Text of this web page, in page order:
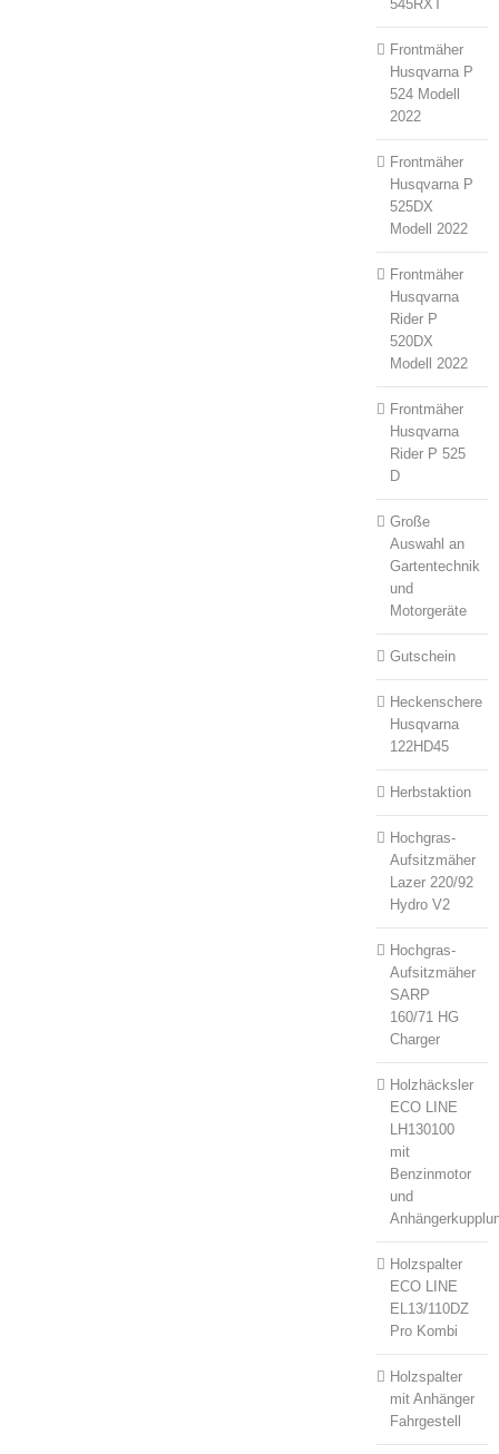
545RXT
Frontmäher
Husqvarna P
524 Modell
2022
Frontmäher
Husqvarna P
525DX
Modell 2022
Frontmäher
Husqvarna
Rider P
520DX
Modell 2022
Frontmäher
Husqvarna
Rider P 525
D
Große
Auswahl an
Gartentechnik
und
Motorgeräte
Gutschein
Heckenschere
Husqvarna
122HD45
Herbstaktion
Hochgras-
Aufsitzmäher
Lazer 220/92
Hydro V2
Hochgras-
Aufsitzmäher
SARP
160/71 HG
Charger
Holzhäcksler
ECO LINE
LH130100
mit
Benzinmotor
und
Holzspalter
ECO LINE
EL13/110DZ
Pro Kombi
Holzspalter
mit Anhänger
Fahrgestell